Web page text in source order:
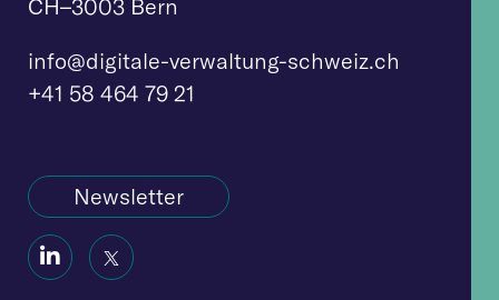
CH–3003 Bern
info@digitale-verwaltung-schweiz.ch
+41 58 464 79 21
Newsletter
Social Social